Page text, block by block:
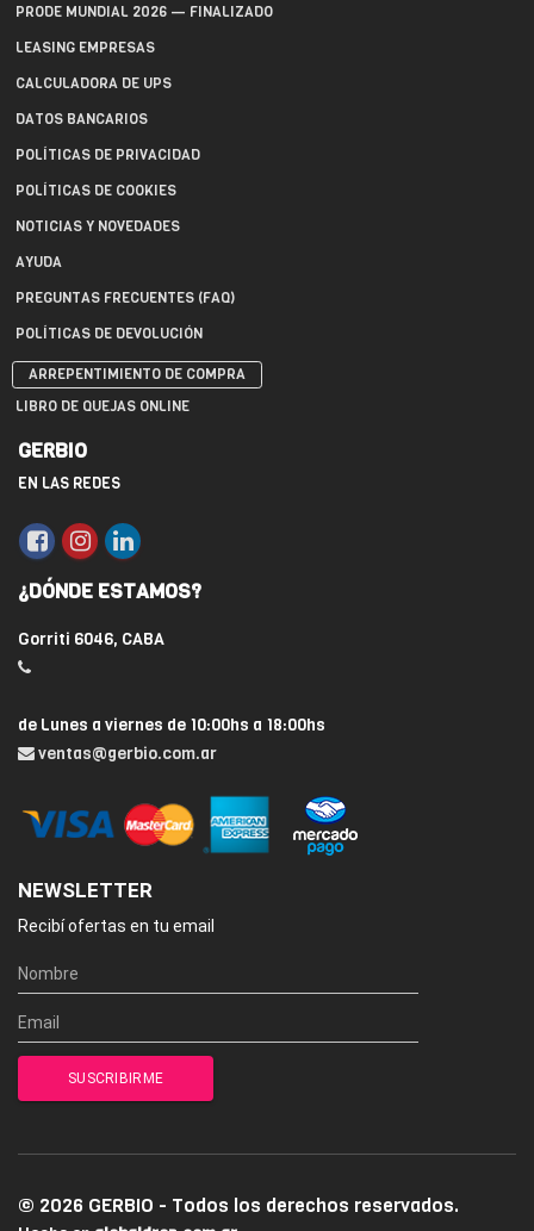
PRODE MUNDIAL 2026 — FINALIZADO
LEASING EMPRESAS
CALCULADORA DE UPS
DATOS BANCARIOS
POLÍTICAS DE PRIVACIDAD
POLÍTICAS DE COOKIES
NOTICIAS Y NOVEDADES
AYUDA
PREGUNTAS FRECUENTES (FAQ)
POLÍTICAS DE DEVOLUCIÓN
ARREPENTIMIENTO DE COMPRA
LIBRO DE QUEJAS ONLINE
GERBIO
EN LAS REDES
¿DÓNDE ESTAMOS?
Gorriti 6046, CABA
de Lunes a viernes de 10:00hs a 18:00hs
ventas@gerbio.com.ar
NEWSLETTER
Recibí ofertas en tu email
© 2026 GERBIO - Todos los derechos reservados.